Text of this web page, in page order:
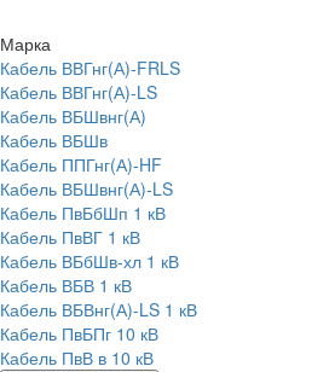
Марка
Кабель ВВГнг(А)-FRLS
Кабель ВВГнг(А)-LS
Кабель ВБШвнг(А)
Кабель ВБШв
Кабель ППГнг(А)-HF
Кабель ВБШвнг(А)-LS
Кабель ПвБбШп 1 кВ
Кабель ПвВГ 1 кВ
Кабель ВБбШв-хл 1 кВ
Кабель ВБВ 1 кВ
Кабель ВБВнг(А)-LS 1 кВ
Кабель ПвБПг 10 кВ
Кабель ПвВ в 10 кВ